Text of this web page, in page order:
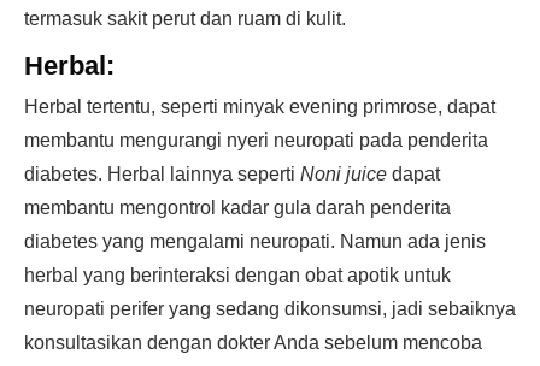
termasuk sakit perut dan ruam di kulit.
Herbal:
Herbal tertentu, seperti minyak evening primrose, dapat
membantu mengurangi nyeri neuropati pada penderita
diabetes. Herbal lainnya seperti Noni juice dapat
membantu mengontrol kadar gula darah penderita
diabetes yang mengalami neuropati. Namun ada jenis
herbal yang berinteraksi dengan obat apotik untuk
neuropati perifer yang sedang dikonsumsi, jadi sebaiknya
konsultasikan dengan dokter Anda sebelum mencoba